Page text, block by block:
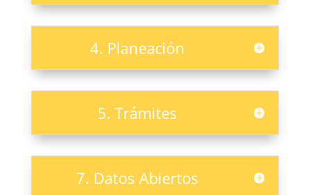
4. Planeación
5. Trámites
7. Datos Abiertos